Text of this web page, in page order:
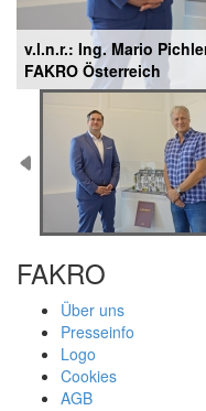
v.l.n.r.: Ing. Mario
FAKRO Österreich
FAKRO
Über uns
Presseinfo
Logo
Cookies
AGB